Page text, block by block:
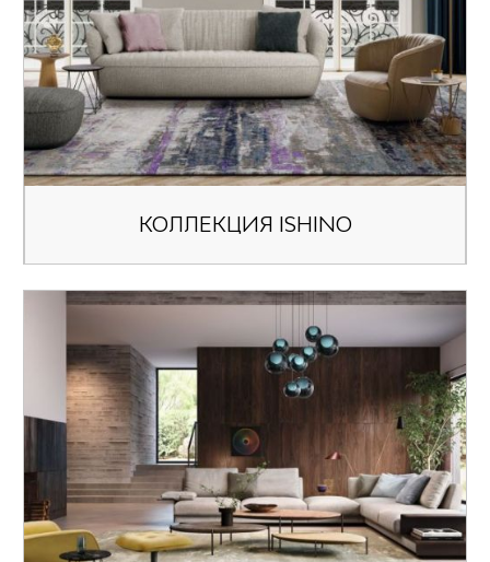
КОЛЛЕКЦИЯ ISHINO